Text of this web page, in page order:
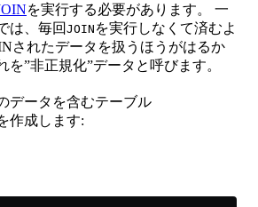
を実行する必要があります。 一
は、毎回 JOIN を実行しなくて済むよ
されたデータを扱うほうがはるか
を”非正規化”データと呼びます。
データを含むテーブル
作成します: